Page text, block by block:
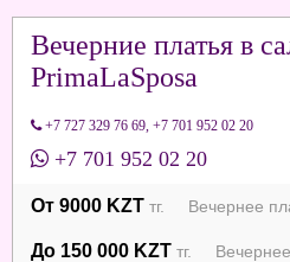
Вечерние платья в
PrimaLaSposa
+7 727 329 76 69 +7 701 952 02 20
+7 701 952 02 20
От 9000 KZT тг. Вечернее
До 150 000 KZT тг. Вечернее